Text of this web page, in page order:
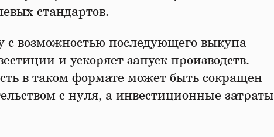
стандартов.
возможностью последующего выкупа
и ускоряет запуск производств.
в таком формате может быть сокращен
с нуля, а инвестиционные затраты